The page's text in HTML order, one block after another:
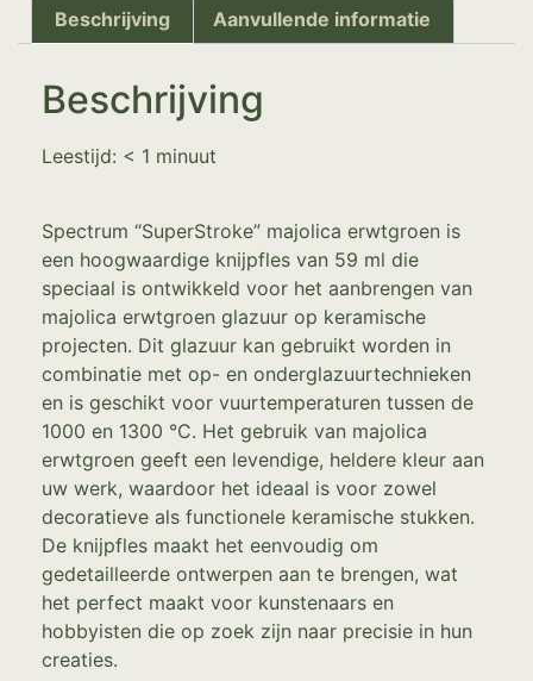
Beschrijving Aanvullende informatie
Beschrijving
Leestijd: < 1 minuut
Spectrum “SuperStroke” majolica erwtgroen is
een hoogwaardige knijpfles van 59 ml die
speciaal is ontwikkeld voor het aanbrengen van
majolica erwtgroen glazuur op keramische
projecten. Dit glazuur kan gebruikt worden in
combinatie met op- en onderglazuurtechnieken
en is geschikt voor vuurtemperaturen tussen de
1000 en 1300 °C. Het gebruik van majolica
erwtgroen geeft een levendige, heldere kleur aan
uw werk, waardoor het ideaal is voor zowel
decoratieve als functionele keramische stukken.
De knijpfles maakt het eenvoudig om
gedetailleerde ontwerpen aan te brengen, wat
het perfect maakt voor kunstenaars en
hobbyisten die op zoek zijn naar precisie in hun
creaties.